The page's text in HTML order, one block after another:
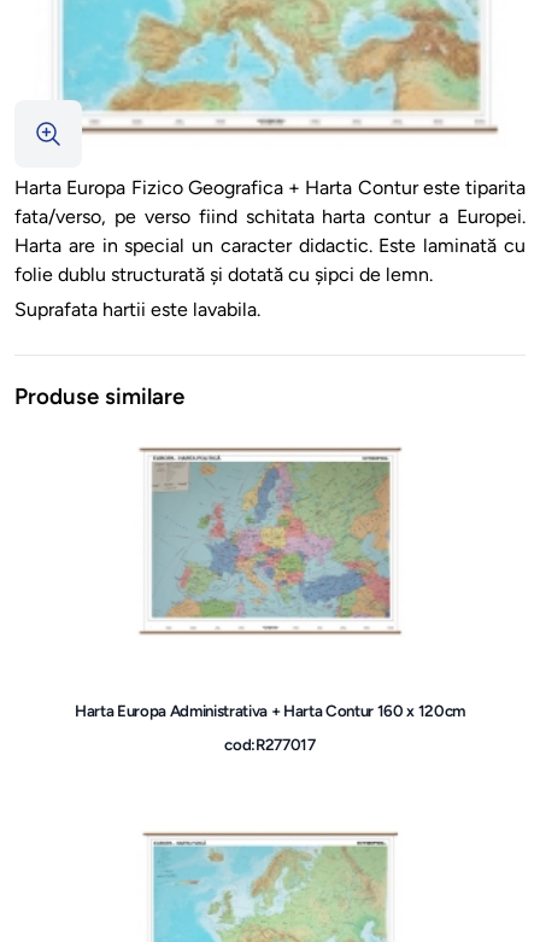
Harta Europa Fizico Geografica + Harta Contur este tiparita
fata/verso, pe verso fiind schitata harta contur a Europei.
Harta are in special un caracter didactic. Este laminată cu
folie dublu structurată şi dotată cu şipci de lemn.
Suprafata hartii este lavabila.
Produse similare
Harta Europa Administrativa + Harta Contur 160 x 120cm
cod:R277017